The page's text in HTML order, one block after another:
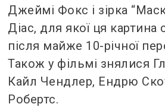
Джеймі Фокс і зірка
Діас, для якої ця
після майже 10-річної
Також у фільмі знялися
Кайл Чендлер, Ендрю
Робертс.